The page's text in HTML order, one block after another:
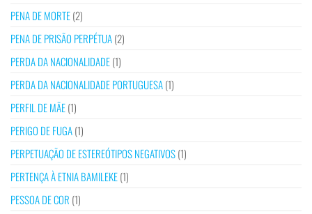
PENA DE MORTE(2)
PENA DE PRISÃO PERPÉTUA(2)
PERDA DA NACIONALIDADE(1)
PERDA DA NACIONALIDADE PORTUGUESA(1)
PERFIL DE MÃE(1)
PERIGO DE FUGA(1)
PERPETUAÇÃO DE ESTEREÓTIPOS NEGATIVOS(1)
PERTENÇA À ETNIA BAMILEKE(1)
PESSOA DE COR (1)